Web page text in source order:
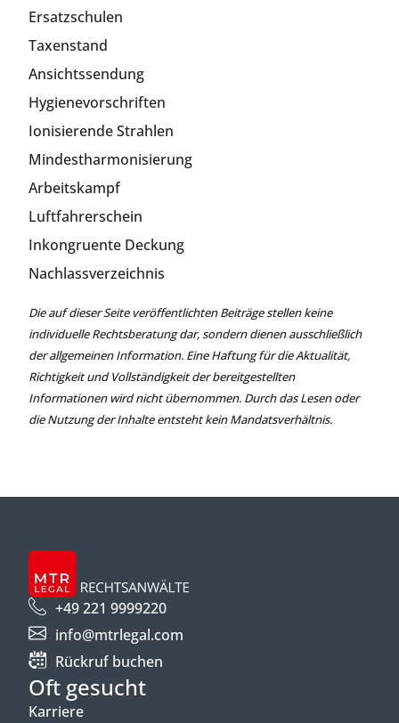
Ersatzschulen
Taxenstand
Ansichtssendung
Hygienevorschriften
Ionisierende Strahlen
Mindestharmonisierung
Arbeitskampf
Luftfahrerschein
Inkongruente Deckung
Nachlassverzeichnis
Die auf dieser Seite veröffentlichten Beiträge stellen keine
individuelle Rechtsberatung dar, sondern dienen ausschließlich
der allgemeinen Information. Eine Haftung für die Aktualität,
Richtigkeit und Vollständigkeit der bereitgestellten
Informationen wird nicht übernommen. Durch das Lesen oder
die Nutzung der Inhalte entsteht kein Mandatsverhältnis.
+49 221 9999220
info@mtrlegal.com
Rückruf buchen
Oft gesucht
Karriere